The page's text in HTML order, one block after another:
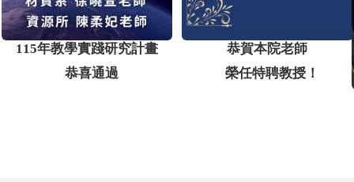
115年教學實踐研究計畫
恭喜通過
恭賀本院老師
榮任特聘教授！